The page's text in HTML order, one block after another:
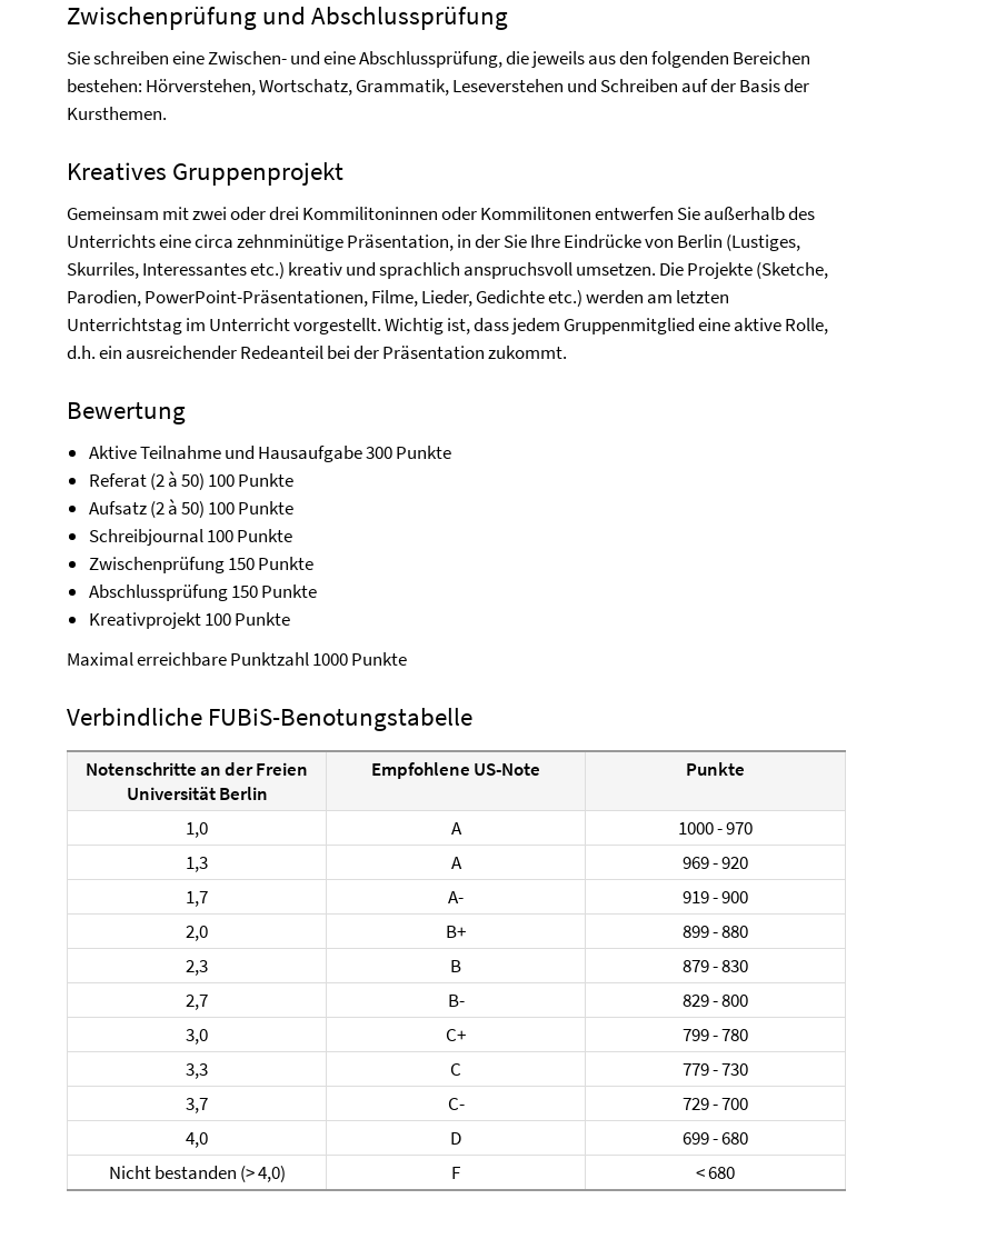
Zwischenprüfung und Abschlussprüfung
Sie schreiben eine Zwischen- und eine Abschlussprüfung, die jeweils aus den folgenden Bereichen
bestehen: Hörverstehen, Wortschatz, Grammatik, Leseverstehen und Schreiben auf der Basis der
Kursthemen.
Kreatives Gruppenprojekt
Gemeinsam mit zwei oder drei Kommilitoninnen oder Kommilitonen entwerfen Sie außerhalb des
Unterrichts eine circa zehnminütige Präsentation, in der Sie Ihre Eindrücke von Berlin (Lustiges,
Skurriles, Interessantes etc.) kreativ und sprachlich anspruchsvoll umsetzen. Die Projekte (Sketche,
Parodien, PowerPoint-Präsentationen, Filme, Lieder, Gedichte etc.) werden am letzten
Unterrichtstag im Unterricht vorgestellt. Wichtig ist, dass jedem Gruppenmitglied eine aktive Rolle,
d.h. ein ausreichender Redeanteil bei der Präsentation zukommt.
Bewertung
Aktive Teilnahme und Hausaufgabe 300 Punkte
Referat (2 à 50) 100 Punkte
Aufsatz (2 à 50) 100 Punkte
Schreibjournal 100 Punkte
Zwischenprüfung 150 Punkte
Abschlussprüfung 150 Punkte
Kreativprojekt 100 Punkte
Maximal erreichbare Punktzahl 1000 Punkte
Verbindliche FUBiS-Benotungstabelle
Notenschritte an der Freien
Universität Berlin
Empfohlene US-Note Punkte
1,0 A
1000 - 970
1,3
A
969 - 920
1,7
A-
919 - 900
2,0
B+
899 - 880
2,3
B
879 - 830
2,7
B-
829 - 800
3,0
C+
799 - 780
3,3
C
779 - 730
3,7
C-
729 - 700
4,0
D
699 - 680
Nicht bestanden (> 4,0)
F < 680